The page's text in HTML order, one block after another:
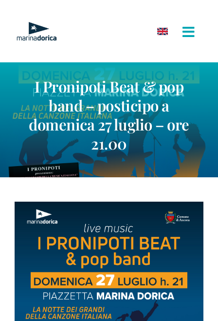
contenuto
I Pronipoti Beat & pop
band – posticipo a
domenica 27 luglio – ore
21.00